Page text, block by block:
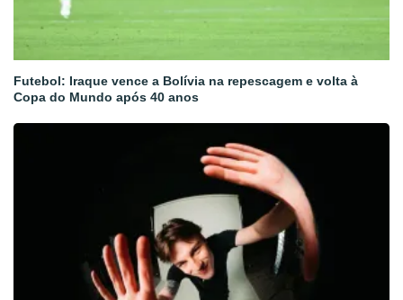
Futebol: Iraque vence a Bolívia na repescagem e volta à
Copa do Mundo após 40 anos